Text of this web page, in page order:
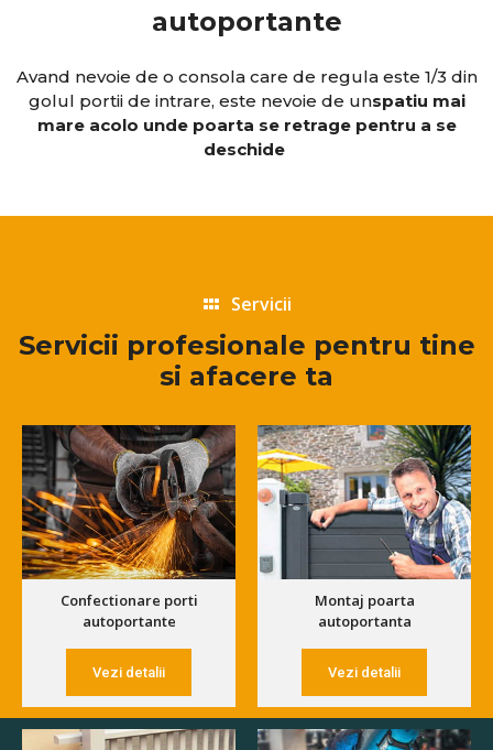
autoportante
Avand nevoie de o consola care de regula este 1/3 din
golul portii de intrare, este nevoie de unspatiu mai
mare acolo unde poarta se retrage pentru a se
deschide
Servicii
Servicii profesionale pentru tine
si afacere ta
Confectionare porti
autoportante
Vezi detalii
Montaj poarta
autoportanta
Vezi detalii